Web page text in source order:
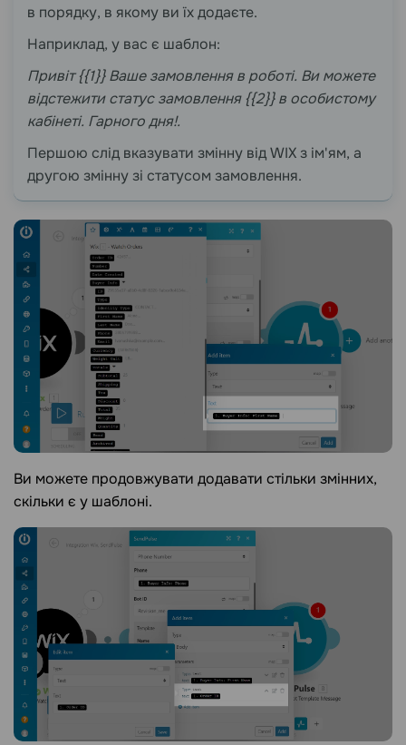
в порядку, в якому ви їх додаєте.
Наприклад, у вас є шаблон:
Привіт {{1}} Ваше замовлення в роботі. Ви можете
відстежити статус замовлення {{2}} в особистому
кабінеті. Гарного дня!.
Першою слід вказувати змінну від WIX з ім'ям, а
другою змінну зі статусом замовлення.
Ви можете продовжувати додавати стільки змінних,
скільки є у шаблоні.